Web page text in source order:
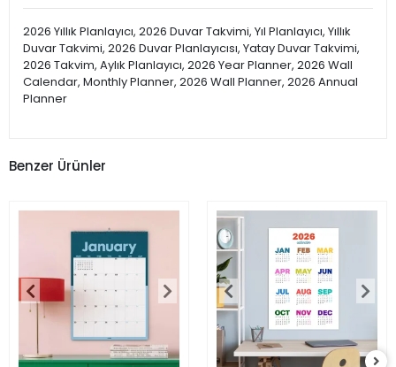
2026 Yıllık Planlayıcı, 2026 Duvar Takvimi, Yıl Planlayıcı, Yıllık
Duvar Takvimi, 2026 Duvar Planlayıcısı, Yatay Duvar Takvimi,
2026 Takvim, Aylık Planlayıcı, 2026 Year Planner, 2026 Wall
Calendar, Monthly Planner, 2026 Wall Planner, 2026 Annual
Planner
Benzer Ürünler